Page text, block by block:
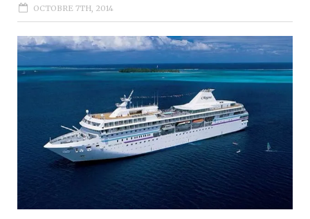
OCTOBRE 7TH, 2014